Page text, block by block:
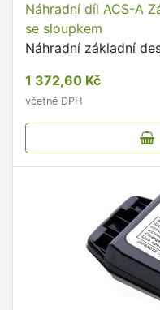
Náhradní díl ACS-A
se sloupkem
Náhradní základní
1 372,60 Kč
včetně DPH